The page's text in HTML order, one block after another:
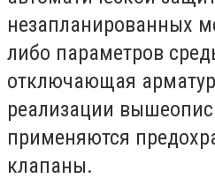
незапланированных
либо параметров
отключающая
реализации
применяются
клапаны.